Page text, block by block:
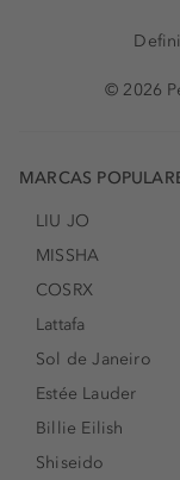
© 2026
MARCAS
LIU JO
MISSHA
COSRX
Lattafa
Sol de Janeiro
Estée Lauder
Billie Eilish
Shiseido